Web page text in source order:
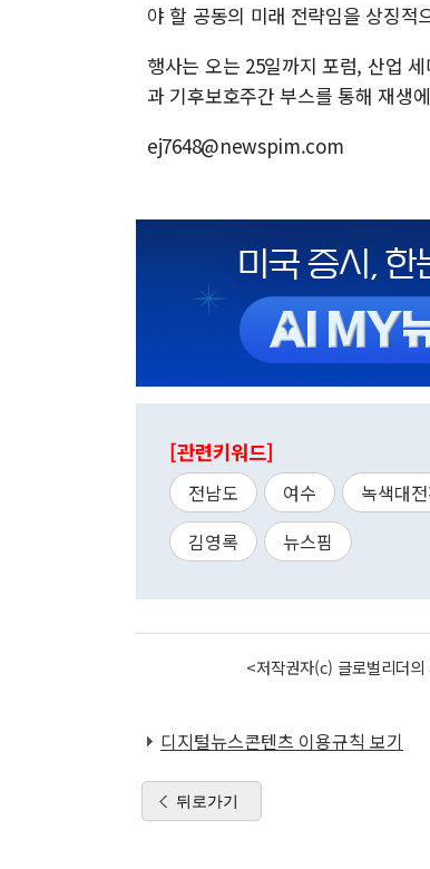
야 할 공동의 미래 전략임을 상징적
행사는 오는 25일까지 포럼, 산업
과 기후보호주간 부스를 통해 재생
ej7648@newspim.com
[관련키워드]
전남도 여수 녹색대
김영록
뉴스핌
<저작권자(c) 글로벌리더
디지털뉴스콘텐츠 이용규칙 보기
뒤로가기